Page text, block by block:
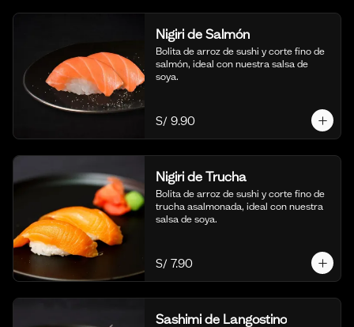
Nigiri de Salmón
Bolita de arroz de sushi y corte fino de
salmón, ideal con nuestra salsa de
soya.
S/ 9.90
Nigiri de Trucha
Bolita de arroz de sushi y corte fino de
trucha asalmonada, ideal con nuestra
salsa de soya.
S/ 7.90
Sashimi de Langostino